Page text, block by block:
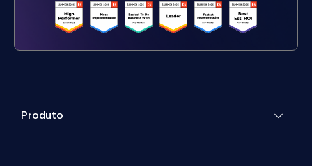
Produto